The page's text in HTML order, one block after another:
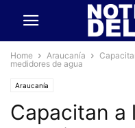
Home Araucanía
medidores de agua
Araucanía
Capacitan a